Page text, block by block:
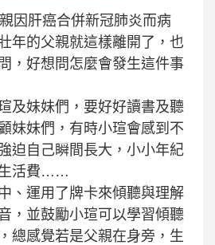
因肝癌合併新冠肺炎而病
年的父親就這樣離開了，也
，好想問怎麼會發生這件事
及妹妹們，要好好讀書及聽
妹妹們，有時小瑄會感到不
迫自己瞬間長大，小小年紀
生活費……
、運用了牌卡來傾聽與理解
，並鼓勵小瑄可以學習傾聽
總感覺若是父親在身旁，生